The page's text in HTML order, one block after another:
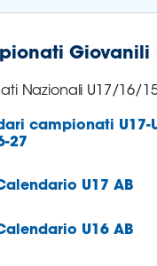
Giovanili
Nazionali U17/16/15
campionati U17-
27
U17 AB
U16 AB